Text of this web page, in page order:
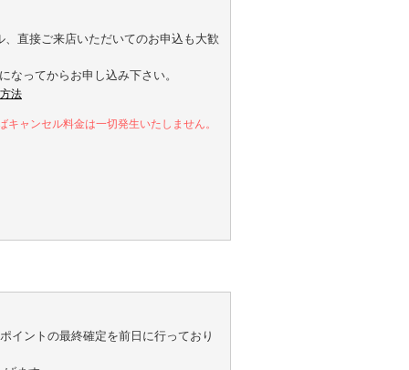
直接ご来店いただいてのお申込も大歓
なってからお申し込み下さい。
法
ャンセル料金は一切発生いたしません。
イントの最終確定を前日に行っており